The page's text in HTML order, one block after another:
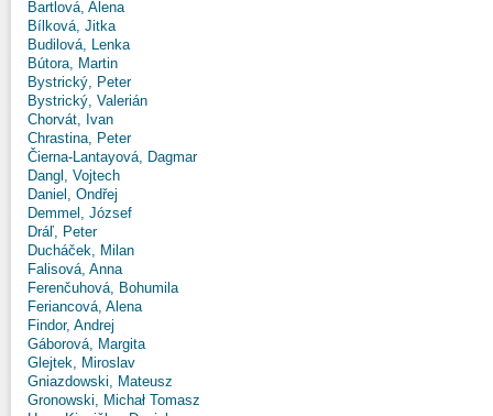
Bartlová, Alena
Bílková, Jitka
Budilová, Lenka
Bútora, Martin
Bystrický, Peter
Bystrický, Valerián
Chorvát, Ivan
Chrastina, Peter
Čierna-Lantayová, Dagmar
Dangl, Vojtech
Daniel, Ondřej
Demmel, József
Dráľ, Peter
Ducháček, Milan
Falisová, Anna
Ferenčuhová, Bohumila
Feriancová, Alena
Findor, Andrej
Gáborová, Margita
Glejtek, Miroslav
Gniazdowski, Mateusz
Gronowski, Michał Tomasz